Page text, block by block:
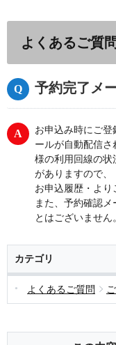
よくあるご質問
予約完了メ
お申込み時にご登
ールが自動配信
様の利用回線の状
がありますので、
お申込履歴・より
また、予約確認
とはございません
カテゴリ
よくあるご質問